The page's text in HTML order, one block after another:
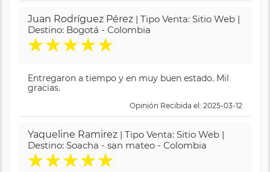
Juan Rodríguez Pérez | Tipo Venta: Sitio Web |
Destino: Bogotá - Colombia
★★★★★
Entregaron a tiempo y en muy buen estado. Mil
gracias.
Opinión Recibida el: 2025-03-12
Yaqueline Ramirez | Tipo Venta: Sitio Web |
Destino: Soacha - san mateo - Colombia
★★★★★